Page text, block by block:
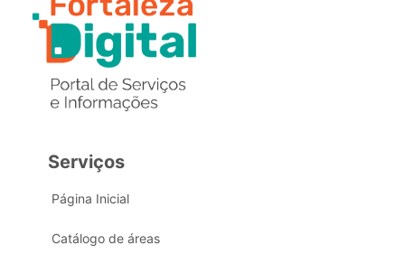
Serviços
Página Inicial
Catálogo de áreas